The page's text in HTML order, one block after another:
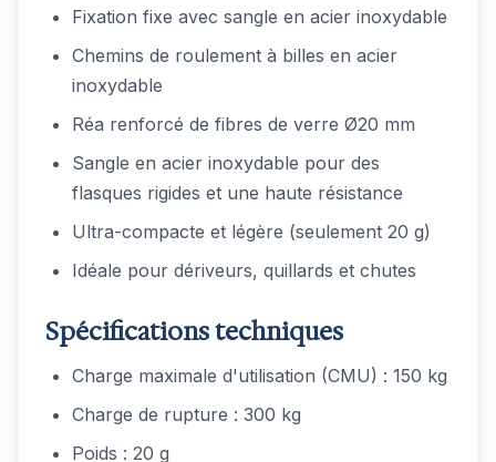
Fixation fixe avec sangle en acier inoxydable
Chemins de roulement à billes en acier
inoxydable
Réa renforcé de fibres de verre Ø20 mm
Sangle en acier inoxydable pour des
flasques rigides et une haute résistance
Ultra-compacte et légère (seulement 20 g)
Idéale pour dériveurs, quillards et chutes
Spécifications techniques
Charge maximale d'utilisation (CMU) : 150 kg
Charge de rupture : 300 kg
Poids : 20 g